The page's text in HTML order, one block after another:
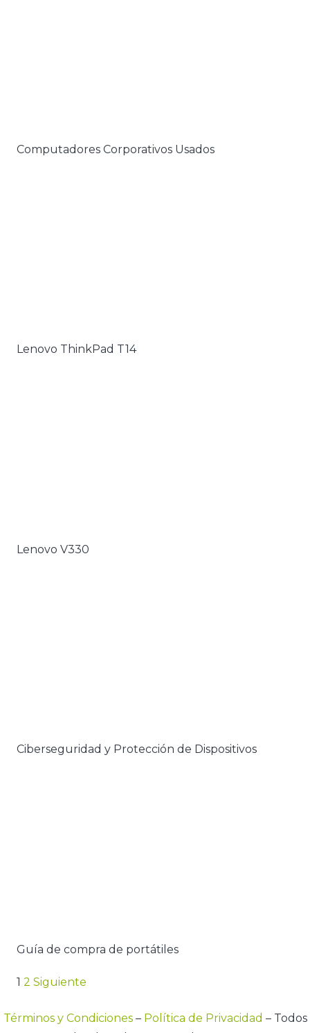
Computadores Corporativos Usados
Lenovo ThinkPad T14
Lenovo V330
Ciberseguridad y Protección de Dispositivos
Guía de compra de portátiles
1 2 Siguiente
Términos y Condiciones– Política de Privacidad – Todos